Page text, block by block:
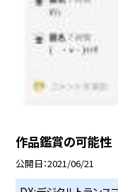
作品鑑賞の可能性
公開日 2021/06/21